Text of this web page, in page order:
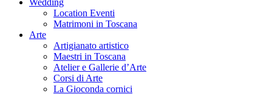
Wedding
Location Eventi
Matrimoni in Toscana
Arte
Artigianato artistico
Maestri in Toscana
Atelier e Gallerie d’Arte
Corsi di Arte
La Gioconda cornici